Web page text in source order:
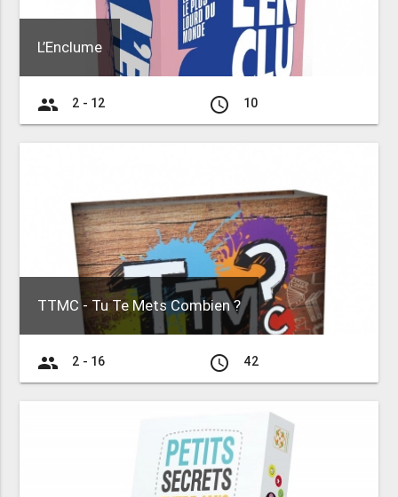
L’Enclume
group 2 - 12 access_time 10
TTMC - Tu Te Mets Combien ?
group 2 - 16 access_time 42